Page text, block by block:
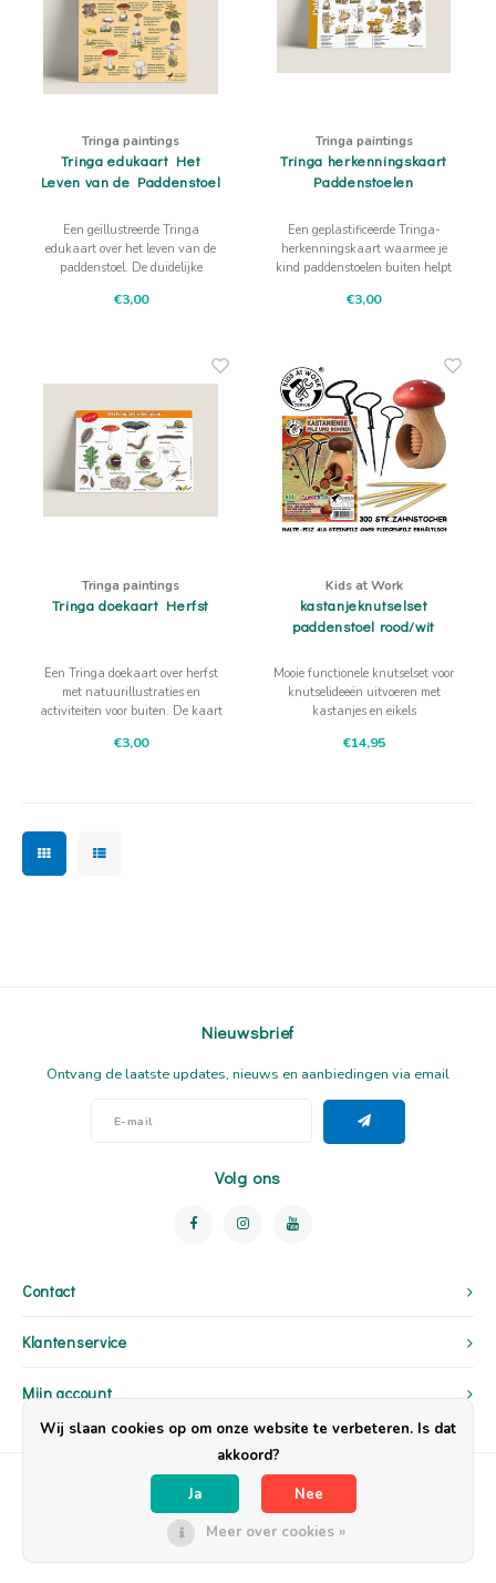
Tringa paintings
Tringa edukaart Het
Leven van de Paddenstoel
Een geïllustreerde Tringa
edukaart over het leven van de
paddenstoel. De duidelijke
maken veranderingen en
€3,00
Tringa paintings
Tringa herkenningskaart
Paddenstoelen
Een geplastificeerde Tringa-
herkenningskaart waarmee je
kind paddenstoelen buiten helpt
vliegenzwam, parasolzwam,
illustraties van Jasper de Ruiter
geven houvast bij rustig kijken
en v
€3,00
Tringa paintings
Tringa doekaart Herfst
Een Tringa doekaart over herfst
met natuurillustraties en
activiteiten voor buiten. De kaart
vragen te stellen en verder te
€3,00
Kids at Work
kastanjeknutselset
paddenstoel rood/wit
Mooie functionele knutselset voor
knutselideeën uitvoeren met
kastanjes en eikels
€14,95
Contact
Nieuwsbrief
Ontvang de laatste updates, nieuws en aanbiedingen via email
Volg ons
Klantenservice
Mijn account
Wij slaan cookies op om onze website te verbeteren. Is dat
akkoord?
Ja
Nee
Meer over cookies »